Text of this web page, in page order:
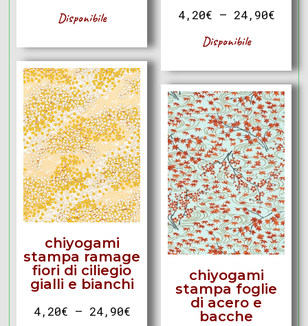
Disponibile 4,20€ – 24,90€
Disponibile
chiyogami
stampa ramage
fiori di ciliegio
gialli e bianchi
4,20€ – 24,90€
chiyogami
stampa foglie
di acero e
bacche